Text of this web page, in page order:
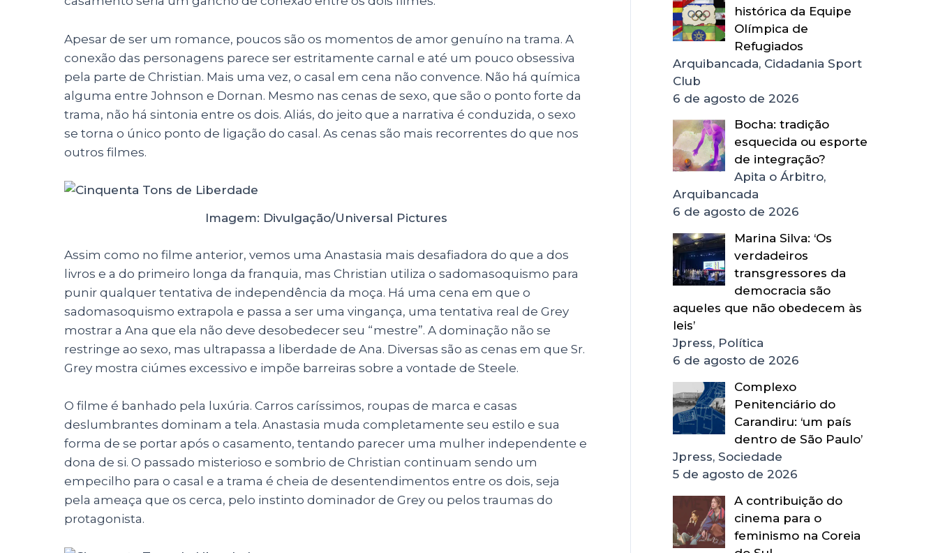
k
Apesar de ser um romance, poucos são os momentos de amor genuíno na trama. A
conexão das personagens parece ser estritamente carnal e até um pouco obsessiva
pela parte de Christian. Mais uma vez, o casal em cena não convence. Não há química
alguma entre Johnson e Dornan. Mesmo nas cenas de sexo, que são o ponto forte da
trama, não há sintonia entre os dois. Aliás, do jeito que a narrativa é conduzida, o sexo
se torna o único ponto de ligação do casal. As cenas são mais recorrentes do que nos
outros filmes.
Imagem: Divulgação/Universal Pictures
Assim como no filme anterior, vemos uma Anastasia mais desafiadora do que a dos
livros e a do primeiro longa da franquia, mas Christian utiliza o sadomasoquismo para
punir qualquer tentativa de independência da moça. Há uma cena em que o
sadomasoquismo extrapola e passa a ser uma vingança, uma tentativa real de Grey
mostrar a Ana que ela não deve desobedecer seu “mestre”. A dominação não se
restringe ao sexo, mas ultrapassa a liberdade de Ana. Diversas são as cenas em que Sr.
Grey mostra ciúmes excessivo e impõe barreiras sobre a vontade de Steele.
O filme é banhado pela luxúria. Carros caríssimos, roupas de marca e casas
deslumbrantes dominam a tela. Anastasia muda completamente seu estilo e sua
forma de se portar após o casamento, tentando parecer uma mulher independente e
dona de si. O passado misterioso e sombrio de Christian continuam sendo um
empecilho para o casal e a trama é cheia de desentendimentos entre os dois, seja
pela ameaça que os cerca, pelo instinto dominador de Grey ou pelos traumas do
protagonista.
histórica da Equipe
Olímpica de
Refugiados
Arquibancada, Cidadania Sport
Club
6 de agosto de 2026
Bocha: tradição
esquecida ou esporte
de integração?
Apita o Árbitro,
Arquibancada
6 de agosto de 2026
Marina Silva: ‘Os
verdadeiros
transgressores da
democracia são
aqueles que não obedecem às
leis’
Jpress, Política
6 de agosto de 2026
Complexo
Penitenciário do
Carandiru: ‘um país
dentro de São Paulo’
Jpress, Sociedade
5 de agosto de 2026
A contribuição do
cinema para o
feminismo na Coreia